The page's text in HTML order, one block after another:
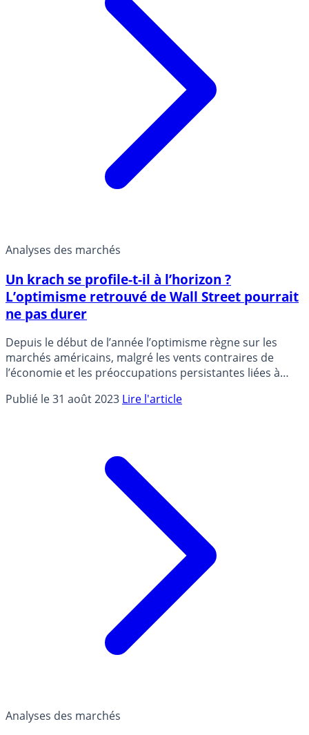
Analyses des marchés
Un krach se profile-t-il à l’horizon ?
L’optimisme retrouvé de Wall Street pourrait
ne pas durer
Depuis le début de l’année l’optimisme règne sur les
marchés américains, malgré les vents contraires de
l’économie et les préoccupations persistantes liées à
Publié le 31 août 2023 Lire l'article
Analyses des marchés